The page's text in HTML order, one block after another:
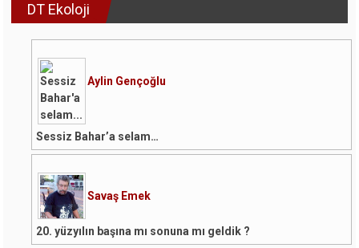
DT Ekoloji
Aylin Gençoğlu
Sessiz Bahar’a selam…
Savaş Emek
20. yüzyılın başına mı sonuna mı geldik ?